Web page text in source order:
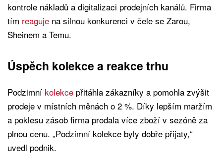
kontrole nákladů a digitalizaci prodejních kanálů. Firma
tím reaguje na silnou konkurenci v čele se Zarou,
Sheinem a Temu.
Úspěch kolekce a reakce trhu
Podzimní kolekce přitáhla zákazníky a pomohla zvýšit
prodeje v místních měnách o 2 %. Díky lepším maržím
a poklesu zásob firma prodala více zboží v sezóně za
plnou cenu. „Podzimní kolekce byly dobře přijaty,“
uvedl podnik.